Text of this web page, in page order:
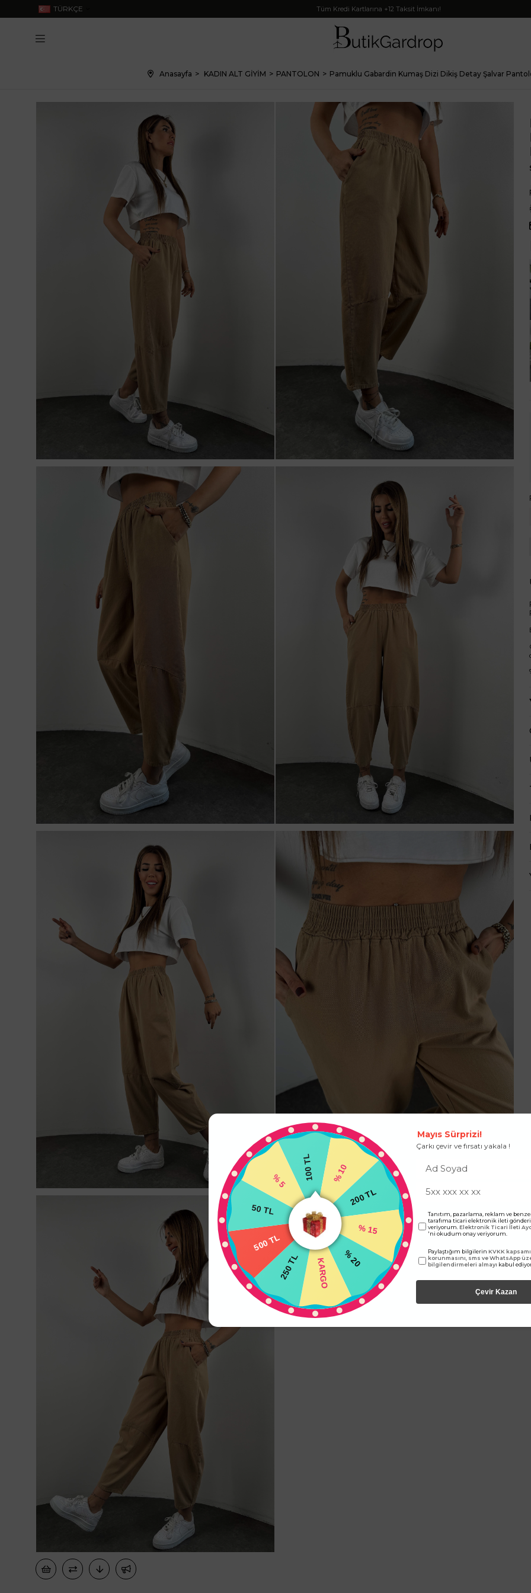
TÜRKÇE Tüm Kredi Kartlarına +12 Taksit İmkanı!
Anasayfa KADIN ALT GİYİM PANTOLON Pamuklu Gabardin Kumaş Dizi Dikiş Detay Şalvar
100 TL % 10
200 TL
% 15
% 20
KARGO
250 TL
500 TL
50 TL
% 5
Mayıs Sürprizi!
Çarkı çevir ve fırsatı yakala !
Tanıtım, pazarlama, reklam ve
tarafıma ticari elektronik ileti
veriyorum. Elektronik Ticari İleti
'ni okudum onay veriyorum.
Paylaştığım bilgilerin KVKK
korunmasını, sms ve WhatsApp
bilgilendirmeleri almayı kabul
Çevir Kazan